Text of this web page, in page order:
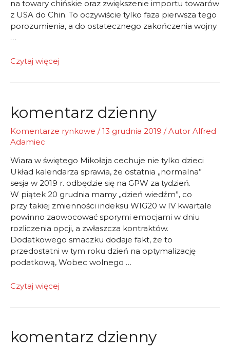
na towary chińskie oraz zwiększenie importu towarów
z USA do Chin. To oczywiście tylko faza pierwsza tego
porozumienia, a do ostatecznego zakończenia wojny
…
Udany,
Czytaj więcej
komentarz dzienny
Komentarze rynkowe /13 grudnia 2019 / Autor Alfred
Adamiec
Wiara w świętego Mikołaja cechuje nie tylko dzieci
Układ kalendarza sprawia, że ostatnia „normalna”
sesja w 2019 r. odbędzie się na GPW za tydzień.
W piątek 20 grudnia mamy „dzień wiedźm”, co
przy takiej zmienności indeksu WIG20 w IV kwartale
powinno zaowocować sporymi emocjami w dniu
rozliczenia opcji, a zwłaszcza kontraktów.
Dodatkowego smaczku dodaje fakt, że to
przedostatni w tym roku dzień na optymalizację
podatkową, Wobec wolnego …
komentarz
Czytaj więcej
komentarz dzienny